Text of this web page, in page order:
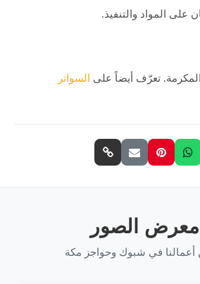
المواد والتنفيذ.
تعرّف أيضاً على
السواتر
معرض الصور
في شبوك وحواجز مكة